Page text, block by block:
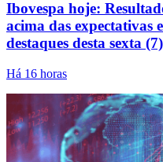
Ibovespa hoje:
acima das expectativas
destaques desta sexta (7)
Há 16 horas